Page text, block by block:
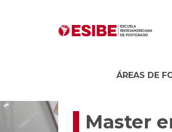
ÁREAS DE
Master